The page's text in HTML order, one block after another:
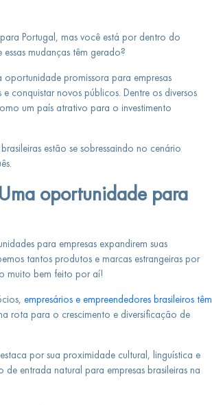
Portugal, mas você está por dentro do
mudanças têm gerado?
promissora para empresas
conquistar novos públicos. Dentre os diversos
um país atrativo para o investimento
estão se sobressaindo no cenário
oportunidade para
para empresas expandirem suas
tantos produtos e marcas estrangeiras por
muito bem feito por aí!
empresários e empreendedores brasileiros têm
rota para o crescimento e diversificação de
por sua proximidade cultural, linguística e
entrada natural para empresas brasileiras na